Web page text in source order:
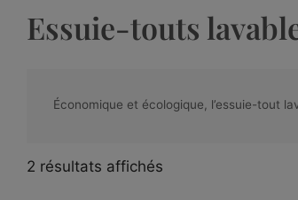
Essuie-touts
Économique et écologique, l’essuie-tout
2 résultats affichés